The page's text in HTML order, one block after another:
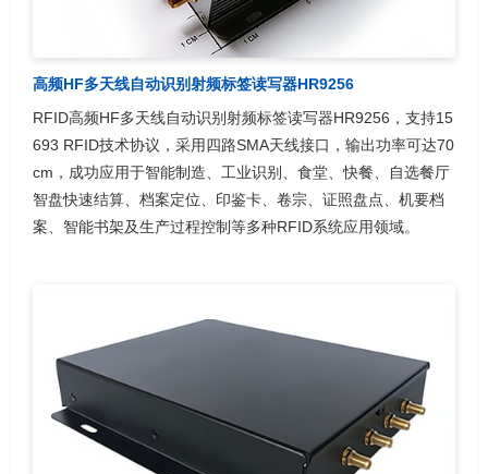
高频HF多天线自动识别射频标签读写器HR9256
RFID高频HF多天线自动识别射频标签读写器HR9256，支持15
693 RFID技术协议，采用四路SMA天线接口，输出功率可达70
cm，成功应用于智能制造、工业识别、食堂、快餐、自选餐厅
智盘快速结算、档案定位、印鉴卡、卷宗、证照盘点、机要档
案、智能书架及生产过程控制等多种RFID系统应用领域。